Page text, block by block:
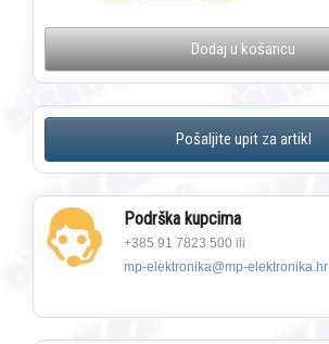
Dodaj u košaricu
Podrška kupcima
+385 91 7823 500 ili
mp-elektronika@mp-elektronika.hr